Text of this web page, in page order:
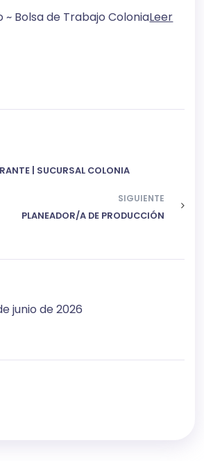
~ Bolsa de Trabajo ColoniaLeer
| SUCURSAL COLONIA
SIGUIENTE
PLANEADOR/A DE PRODUCCIÓN
junio de 2026